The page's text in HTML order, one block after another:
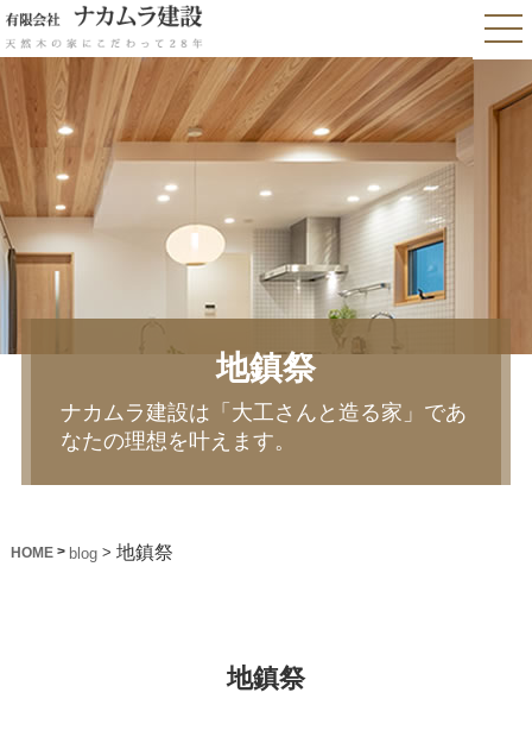
地鎮祭
ナカムラ建設は「大工さんと造る家」であ
なたの理想を叶えます。
HOME> blog> 地鎮祭
地鎮祭